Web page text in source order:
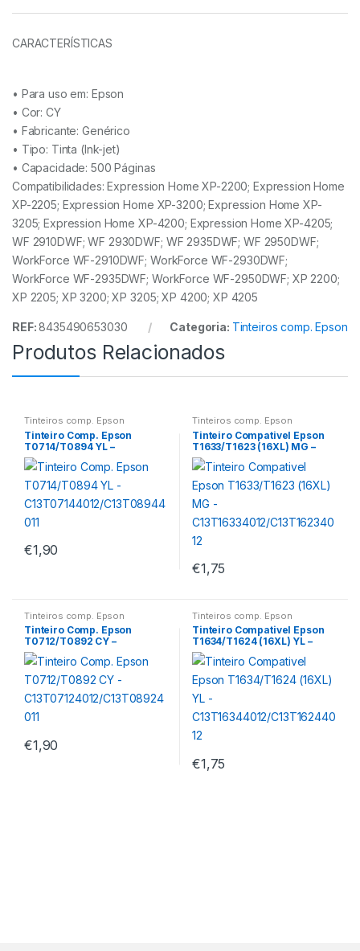
CARACTERÍSTICAS
• Para uso em: Epson
• Cor: CY
• Fabricante:Genérico
• Tipo: Tinta (Ink-jet)
• Capacidade: 500 Páginas
Compatibilidades: Expression Home XP-2200; Expression Home
XP-2205; Expression Home XP-3200; Expression Home XP-
3205; Expression Home XP-4200; Expression Home XP-4205;
WF 2910DWF; WF 2930DWF; WF 2935DWF; WF 2950DWF;
WorkForce WF-2910DWF; WorkForce WF-2930DWF;
WorkForce WF-2935DWF; WorkForce WF-2950DWF; XP 2200;
XP 2205; XP 3200; XP 3205; XP 4200; XP 4205
REF:8435490653030 Categoria: Tinteiros comp. Epson
Produtos Relacionados
Tinteiros comp. Epson
Tinteiro Comp. Epson
T0714/T0894 YL –
C13T07144012/C13T089440
11
€1,90
Tinteiros comp. Epson
Tinteiro Compativel Epson
T1633/T1623 (16XL) MG –
C13T16334012/C13T1623401
2
€1,75
Tinteiros comp. Epson
Tinteiro Comp. Epson
T0712/T0892 CY –
C13T07124012/C13T089240
11
€1,90
Tinteiros comp. Epson
Tinteiro Compativel Epson
T1634/T1624 (16XL) YL –
C13T16344012/C13T1624401
2
€1,75